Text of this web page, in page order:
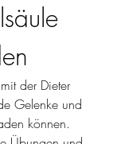
der Dieter
Gelenke und
können.